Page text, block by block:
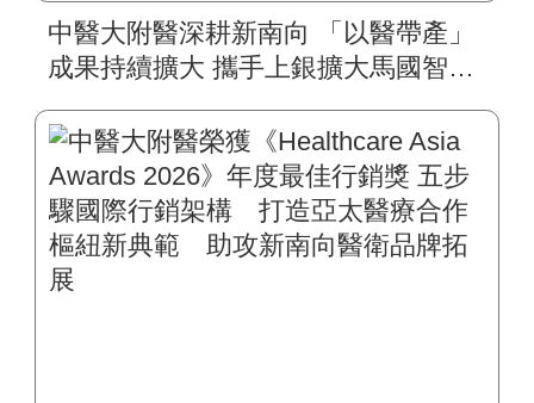
中醫大附醫深耕新南向 「以醫帶產」
成果持續擴大 攜手上銀擴大馬國智慧
東馬